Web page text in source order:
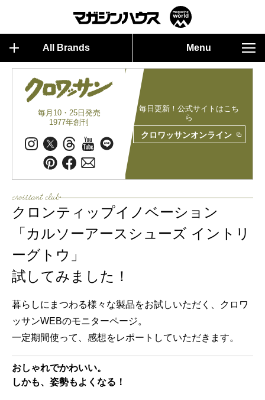
All Brands Menu
毎月10・25日発売
1977年創刊
毎日更新！公式サイトはこち
ら
クロワッサンオンライン
クロンティップイノベーション
「カルソーアースシューズ イントリ
ーグトウ」
試してみました！
暮らしにまつわる様々な製品をお試しいただく、クロワ
ッサンWEBのモニターページ。
一定期間使って、感想をレポートしていただきます。
おしゃれでかわいい。
しかも、姿勢もよくなる！